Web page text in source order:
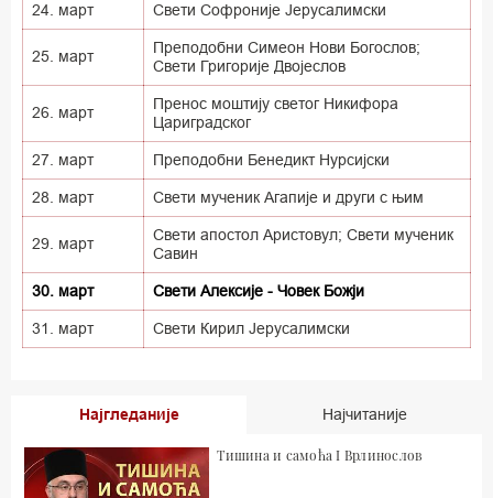
24. март Свети Софроније Јерусалимски
25. март
Преподобни Симеон Нови Богослов;
Свети Григорије Двојеслов
26. март
Пренос моштију светог Никифора
Цариградског
27. март Преподобни Бенедикт Нурсијски
28. март Свети мученик Агапије и други с њим
29. март
Свети апостол Аристовул; Свети мученик
Савин
30. март Свети Алексије - Човек Божји
31. март Свети Кирил Јерусалимски
Најгледаније Најчитаније
Тишина и самоћа I Врлинослов